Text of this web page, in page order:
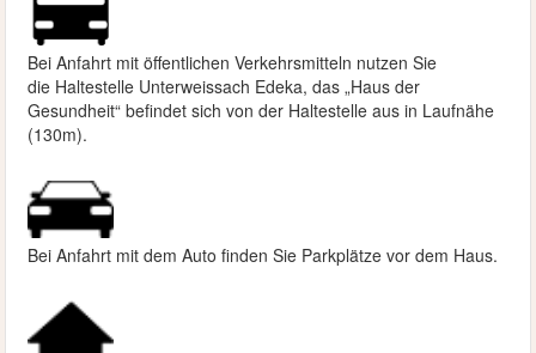
Bei Anfahrt mit öffentlichen Verkehrsmitteln nutzen Sie
die Haltestelle Unterweissach Edeka, das „Haus der
Gesundheit“ befindet sich von der Haltestelle aus in Laufnähe
(130m).
Bei Anfahrt mit dem Auto finden Sie Parkplätze vor dem Haus.